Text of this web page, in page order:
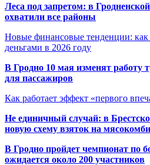
Леса под запретом: в
охватили все районы
Новые финансовые тенденции: как
деньгами в 2026 году
В Гродно 10 мая изменят работу
для пассажиров
Как работает эффект «первого
Не единичный случай: в
новую схему взяток на
В Гродно пройдет чемпионат по
ожидается около 200 участников